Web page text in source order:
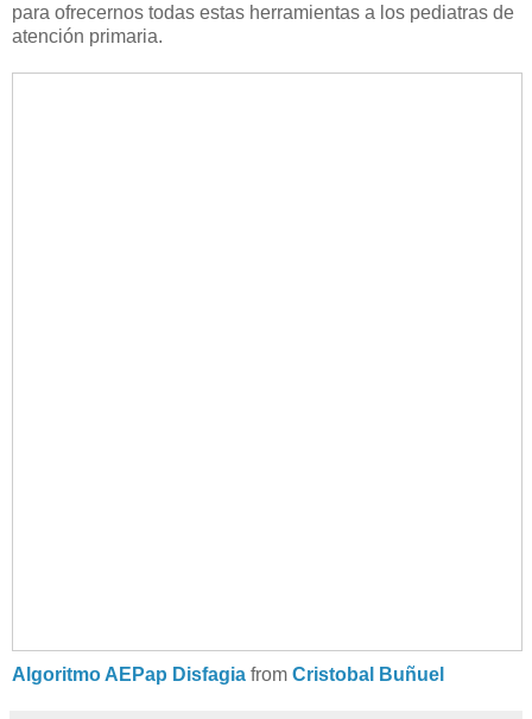
para ofrecernos todas estas herramientas a los pediatras de
atención primaria.
Algoritmo AEPap Disfagia from Cristobal Buñuel